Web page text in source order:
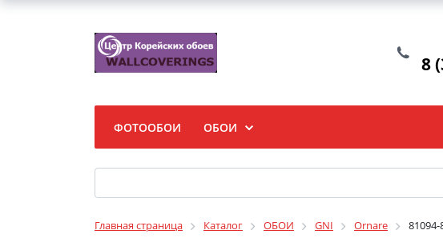
8
ФОТООБОИ ОБОИ
Главная страница Каталог ОБОИ GNI Ornare